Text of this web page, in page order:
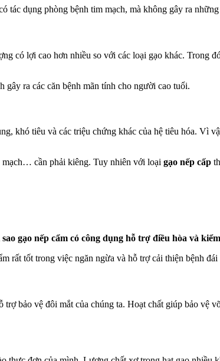
dụng phòng bệnh tim mạch, mà không gây ra
có lợi cao hơn nhiều so với các loại gạo khác. Trong
ra các căn bệnh mãn tính cho người cao tuổi.
khó tiêu và các triệu chứng khác của hệ tiêu hóa. Vì
cần phải kiêng. Tuy nhiên với loại gạo nếp cấp
sao gạo nếp cẩm có công dụng hỗ trợ điều hòa và
rất tốt trong việc ngăn ngừa và hỗ trợ cải thiện bệnh
bảo vệ đôi mắt của chúng ta. Hoạt chất giúp bảo vệ